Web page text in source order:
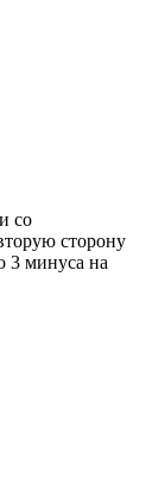
со
сторону
3 минуса на